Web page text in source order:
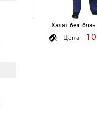
Халат бел. бязь
Цена